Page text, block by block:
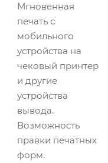
Мгновенная
печать с
мобильного
устройства на
чековый принтер
и другие
устройства
вывода.
Возможность
правки печатных
форм.